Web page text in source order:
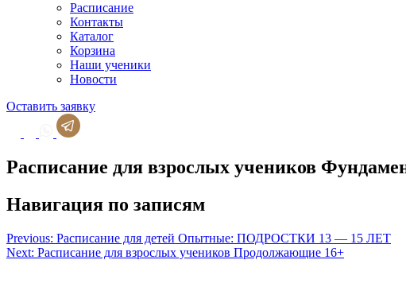
Расписание
Контакты
Каталог
Корзина
Наши ученики
Новости
Оставить заявку
Расписание для взрослых учеников
Навигация по записям
Previous: Расписание для детей Опытные: ПОДРОСТКИ 13 — 15 ЛЕТ
Next: Расписание для взрослых учеников Продолжающие 16+